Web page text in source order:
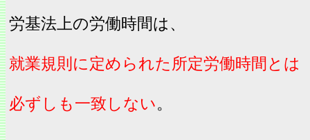
労基法上の労働時間は、
就業規則に定められた所定労働時間とは
必ずしも一致しない。